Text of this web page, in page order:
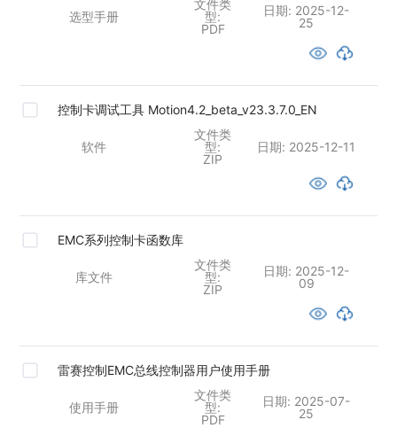
选型手册
文件类
型:
PDF
日期: 2025-12-
25
控制卡调试工具 Motion4.2_beta_v23.3.7.0_EN
软件
文件类
型:
ZIP
日期: 2025-12-11
EMC系列控制卡函数库
库文件
文件类
型:
ZIP
日期: 2025-12-
09
雷赛控制EMC总线控制器用户使用手册
使用手册
文件类
型:
PDF
日期: 2025-07-
25